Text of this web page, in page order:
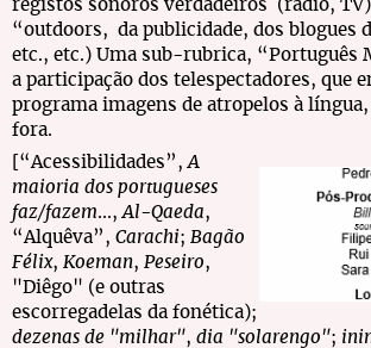
registos sonoros verdadeiros (rádio,
“outdoors, da publicidade, dos blogues
etc., etc.) Uma sub-rubrica, “Português
a participação dos telespectadores, que
programa imagens de atropelos à língua,
fora.
[“Acessibilidades”,A
maioria dos portugueses
faz/fazem...,Al-Qaeda,
“Alquêva”, Carachi; Bagão
Félix, Koeman, Peseiro,
"Diêgo" (e outras
escorregadelas da fonética);
dezenas de "milhar", dia "solarengo";